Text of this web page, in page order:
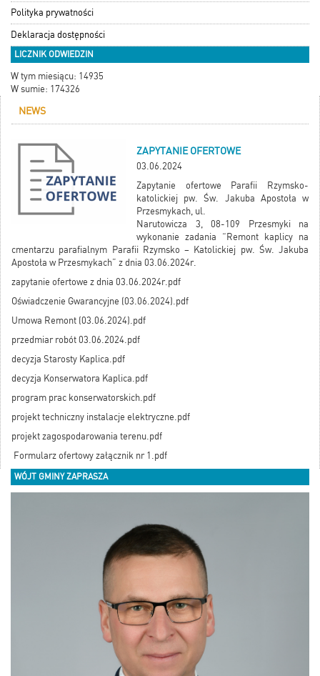
Polityka prywatności
Deklaracja dostępności
LICZNIK ODWIEDZIN
W tym miesiącu: 14935
W sumie: 174326
NEWS
ZAPYTANIE OFERTOWE
03.06.2024
Zapytanie ofertowe Parafii Rzymsko-
katolickiej pw. Św. Jakuba Apostoła w
Przesmykach, ul.
Narutowicza 3, 08-109 Przesmyki na
wykonanie zadania “Remont kaplicy na
cmentarzu parafialnym Parafii Rzymsko – Katolickiej pw. Św. Jakuba
Apostoła w Przesmykach” z dnia 03.06.2024r.
zapytanie ofertowe z dnia 03.06.2024r.pdf
Oświadczenie Gwarancyjne (03.06.2024).pdf
Umowa Remont (03.06.2024).pdf
przedmiar robót 03.06.2024.pdf
decyzja Starosty Kaplica.pdf
decyzja Konserwatora Kaplica.pdf
program prac konserwatorskich.pdf
projekt techniczny instalacje elektryczne.pdf
projekt zagospodarowania terenu.pdf
Formularz ofertowy załącznik nr 1.pdf
WÓJT GMINY ZAPRASZA